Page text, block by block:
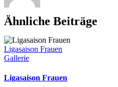
Ähnliche Beiträge
Ligasaison Frauen
Gallerie
Ligasaison Frauen